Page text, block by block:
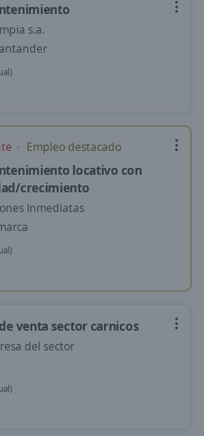
s.a.
Empleo destacado
locativo con
crecimiento
Inmediatas
venta sector carnicos
del sector